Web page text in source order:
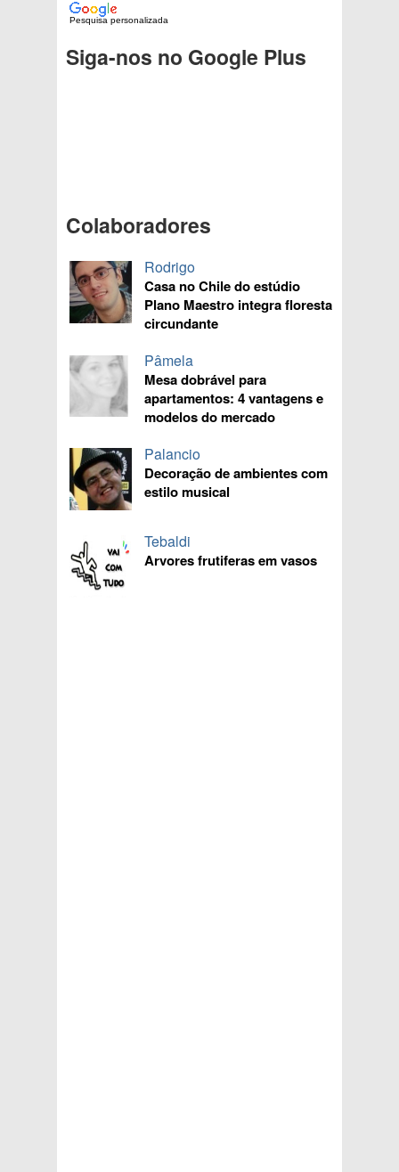
Pesquisa personalizada
Siga-nos no Google Plus
Colaboradores
Rodrigo
Casa no Chile do estúdio
Plano Maestro integra floresta
circundante
Pâmela
Mesa dobrável para
apartamentos: 4 vantagens e
modelos do mercado
Palancio
Decoração de ambientes com
estilo musical
Tebaldi
Arvores frutiferas em vasos